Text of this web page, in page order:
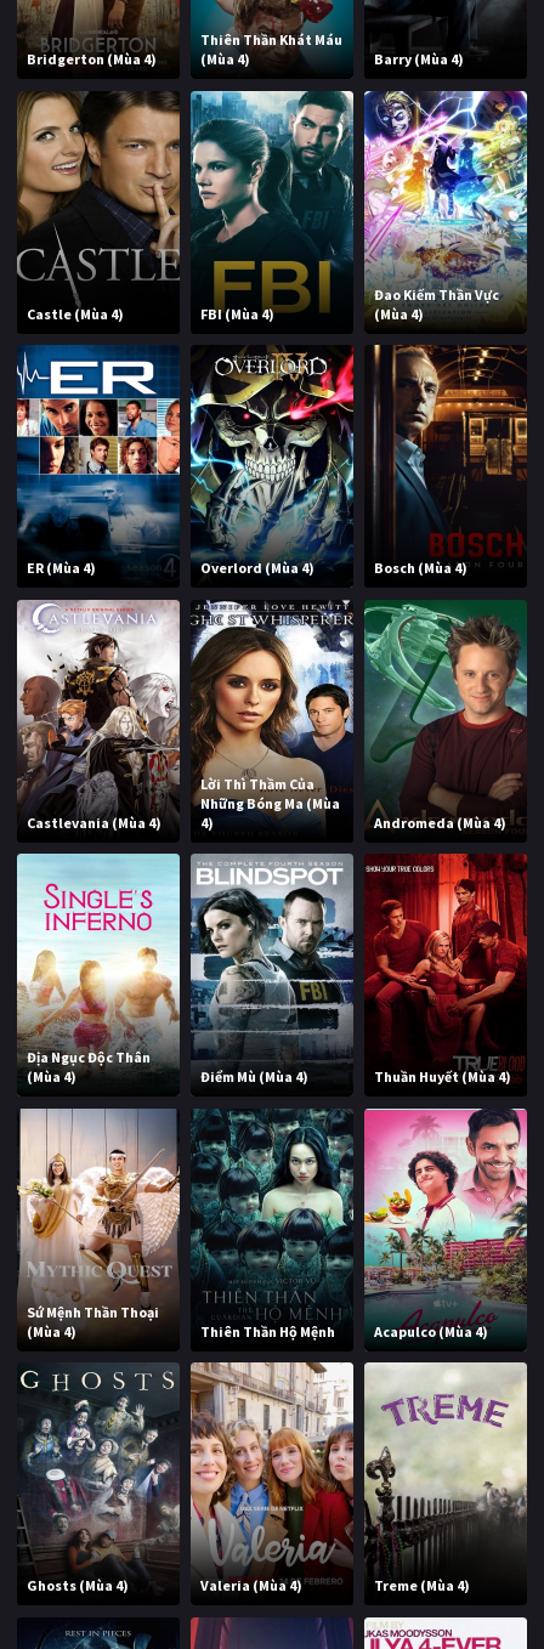
Bridgerton (Mùa 4)
Thiên Thần Khát Máu
(Mùa 4)
Barry (Mùa 4)
Castle (Mùa 4) FBI (Mùa 4)
Đao Kiếm Thần Vực
(Mùa 4)
ER (Mùa 4) Overlord (Mùa 4) Bosch (Mùa 4)
Castlevania (Mùa 4)
Lời Thì Thầm Của
Những Bóng Ma (Mùa
4)
Andromeda (Mùa 4)
Địa Ngục Độc Thân
(Mùa 4)
Điểm Mù (Mùa 4) Thuần Huyết (Mùa 4)
Sứ Mệnh Thần Thoại
(Mùa 4)
Thiên Thần Hộ Mệnh Acapulco (Mùa 4)
Ghosts (Mùa 4) Valeria (Mùa 4) Treme (Mùa 4)